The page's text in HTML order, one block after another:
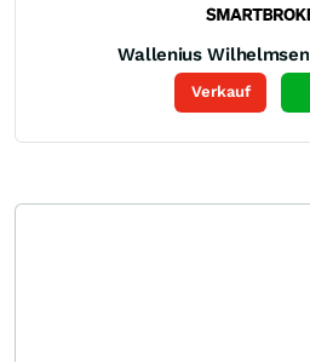
Wallenius Wilhelmsen
Verkauf